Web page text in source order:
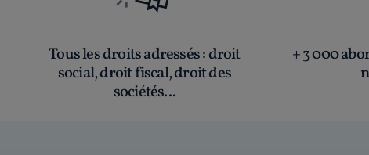
Tous les droits adressés: droit
social, droit fiscal, droit des
sociétés...
+ 3 000